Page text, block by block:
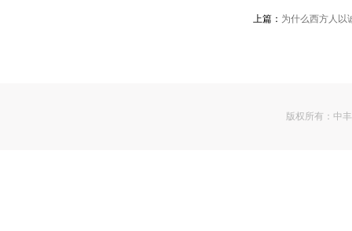
上篇： 为什么西方人以
版权所有： 中